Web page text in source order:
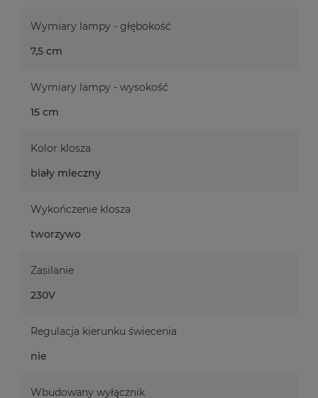
Wymiary lampy - głębokość
7,5 cm
Wymiary lampy - wysokość
15 cm
Kolor klosza
biały mleczny
Wykończenie klosza
tworzywo
Zasilanie
230V
Regulacja kierunku świecenia
nie
Wbudowany wyłącznik